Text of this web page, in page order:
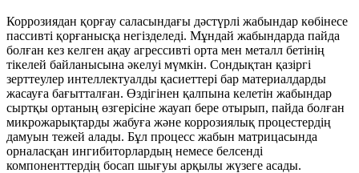
Коррозиядан қорғау саласындағы дәстүрлі жабындар көбінесе
пассивті қорғанысқа негізделеді. Мұндай жабындарда пайда
болған кез келген ақау агрессивті орта мен металл бетінің
тікелей байланысына әкелуі мүмкін. Сондықтан қазіргі
зерттеулер интеллектуалды қасиеттері бар материалдарды
жасауға бағытталған. Өздігінен қалпына келетін жабындар
сыртқы ортаның өзгерісіне жауап бере отырып, пайда болған
микрожарықтарды жабуға және коррозиялық процестердің
дамуын тежей алады. Бұл процесс жабын матрицасында
орналасқан ингибиторлардың немесе белсенді
компоненттердің босап шығуы арқылы жүзеге асады.